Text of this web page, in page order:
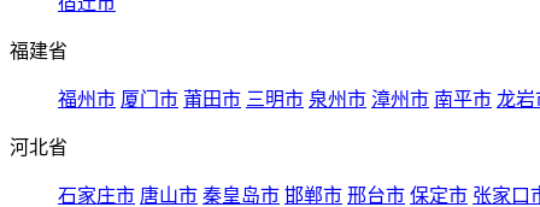
福建省
福州市 厦门市 莆田市 三明市 泉州市 漳州市 南平市 龙岩
河北省
石家庄市 唐山市 秦皇岛市 邯郸市 邢台市 保定市 张家口